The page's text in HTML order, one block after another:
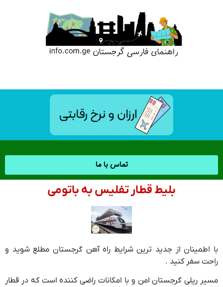
تماس با ما
بلیط قطار تفلیس به باتومی
با اطمینان از جدید ترین شرایط راه آهن گرجستان مطلع شوید و
راحت سفر کنید .
مسیر ریلی گرجستان امن و با امکانات راضی کننده است که در قطار